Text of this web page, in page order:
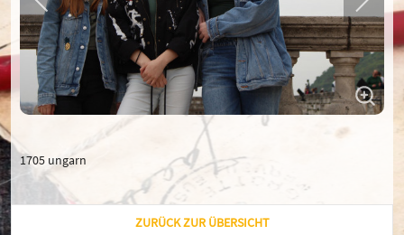
1705 ungarn
ZURÜCK ZUR ÜBERSICHT